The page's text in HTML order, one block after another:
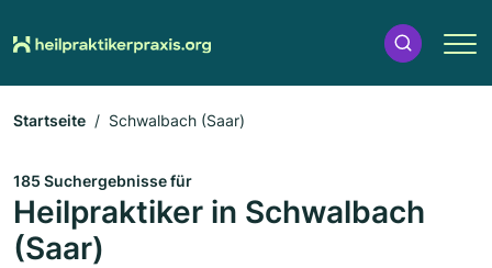
Startseite Schwalbach (Saar)
185 Suchergebnisse für
Heilpraktiker in Schwalbach
(Saar)